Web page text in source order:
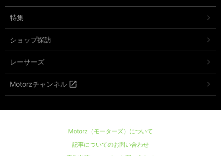
特集
ショップ探訪
レーサーズ
Motorzチャンネル
Motorz（モーターズ）について
記事についてのお問い合わせ